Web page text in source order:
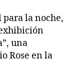
para la noche,
una
Rose en la